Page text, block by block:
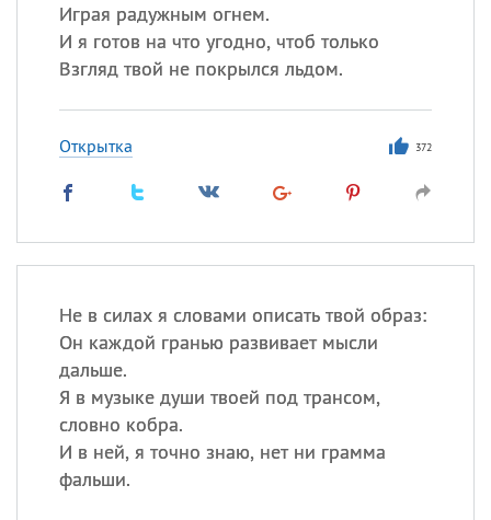
Играя радужным огнем.
И я готов на что угодно, чтоб только
Взгляд твой не покрылся льдом.
Открытка 372
Не в силах я словами описать твой образ:
Он каждой гранью развивает мысли
дальше.
Я в музыке души твоей под трансом,
словно кобра.
И в ней, я точно знаю, нет ни грамма
фальши.